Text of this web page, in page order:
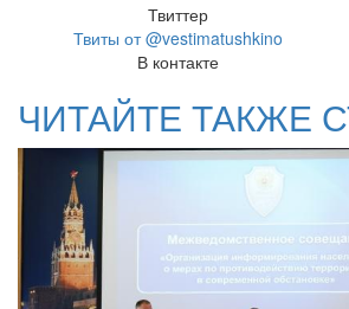
Твиттер
Твиты от @vestimatushkino
В контакте
ЧИТАЙТЕ ТАКЖЕ